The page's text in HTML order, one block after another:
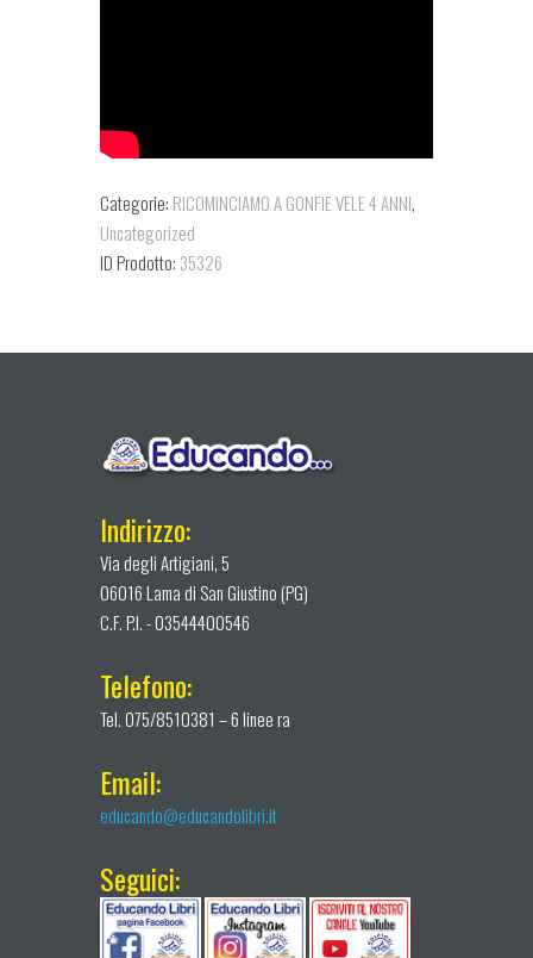
Categorie: RICOMINCIAMO A GONFIE VELE 4 ANNI,
Uncategorized
ID Prodotto: 35326
Indirizzo:
Via degli Artigiani, 5
06016 Lama di San Giustino (PG)
C.F. P.I. - 03544400546
Telefono:
Tel. 075/8510381 – 6 linee ra
Email:
educando@educandolibri.it
Seguici: